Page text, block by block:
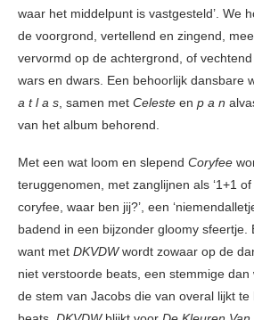
waar het middelpunt is vastgesteld’. We
de voorgrond, vertellend en zingend,
vervormd op de achtergrond, of
wars en dwars. Een behoorlijk dansbare
a t l a s, samen met Celeste en p a n
van het album behorend.
Met een wat loom en slepend Coryfee
teruggenomen, met zanglijnen als ‘1+1
coryfee, waar ben jij?’, een
badend in een bijzonder gloomy sfeertje.
want met DKVDWwordt zowaar op de
niet verstoorde beats, een stemmige dan
de stem van Jacobs die van overal lijkt